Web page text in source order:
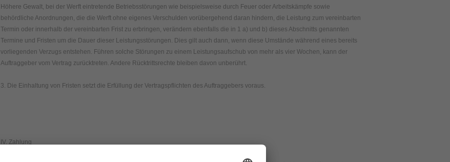
Höhere Gewalt, bei der Werft eintretende Betriebsstörungen wie beispielsweise durch Feuer oder Arbeitskämpfe sowie
behördliche Anordnungen, die die Werft ohne eigenes Verschulden vorübergehend daran hindern, die Leistung zum vereinbarten
Termin oder innerhalb der vereinbarten Frist zu erbringen, verändern ebenfalls die in 1 a) und b) dieses Abschnitts genannten
Termine und Fristen um die Dauer dieser Leistungsstörungen. Dies gilt auch dann, wenn diese Umstände während eines bereits
vorliegenden Verzugs entstehen. Führen solche Störungen zu einem Leistungsaufschub von mehr als vier Wochen, kann der
Auftraggeber vom Vertrag zurücktreten. Andere Rücktrittsrechte bleiben davon unberührt.
3. Die Einhaltung von Fristen setzt die Erfüllung der Vertragspflichten des Auftraggebers voraus.
IV. Zahlung